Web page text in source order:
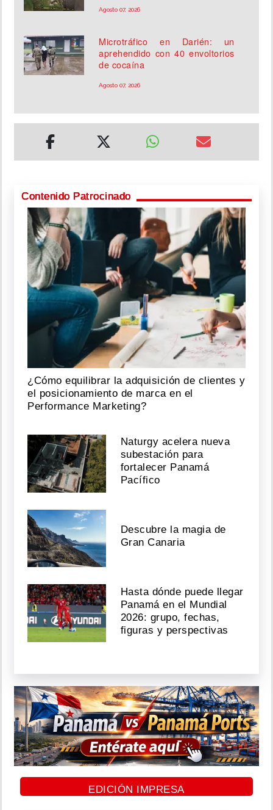
Agosto 07, 2026
Microtráfico en Darién: un
aprehendido con 40 envoltorios
de cocaína
Agosto 07, 2026
Contenido Patrocinado
¿Cómo equilibrar la adquisición de clientes y
el posicionamiento de marca en el
Performance Marketing?
Naturgy acelera nueva
subestación para
fortalecer Panamá
Pacífico
Descubre la magia de
Gran Canaria
Hasta dónde puede llegar
Panamá en el Mundial
2026: grupo, fechas,
figuras y perspectivas
EDICIÓN IMPRESA